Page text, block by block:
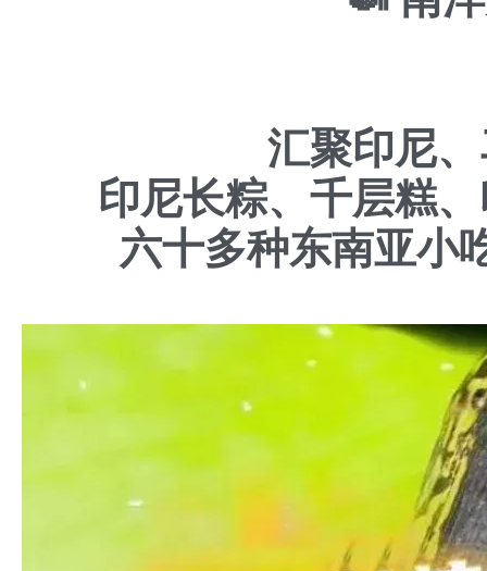
汇聚印尼
印尼长粽、千层糕
六十多种东南亚小